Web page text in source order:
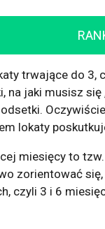
trwające do
na jaki musisz
lokaty
miesięcy to
zorientować
czyli 3 i 6